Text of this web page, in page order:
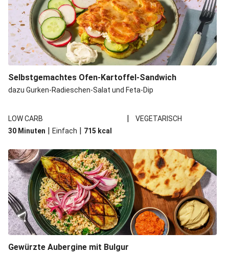
Selbstgemachtes Ofen-Kartoffel-Sandwich
dazu Gurken-Radieschen-Salat und Feta-Dip
LOW CARB |
VEGETARISCH
30 Minuten | Einfach | 715 kcal
Gewürzte Aubergine mit Bulgur